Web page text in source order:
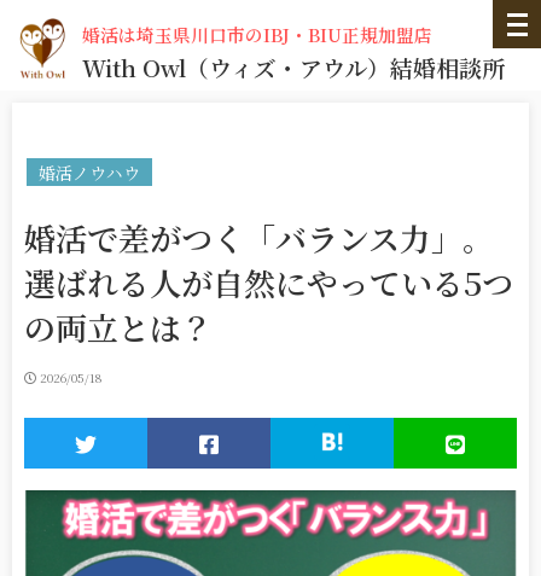
婚活は埼玉県川口市のIBJ・BIU正規加盟店
With Owl （ウィズ・アウル） 結婚相談所
婚活ノウハウ
婚活で差がつく「バランス力」。
選ばれる人が自然にやっている5つ
の両立とは？
2026/05/18